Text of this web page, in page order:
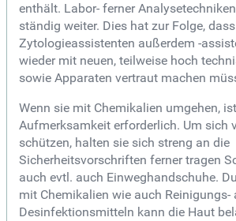
enthält. Labor- ferner
ständig weiter. Dies hat zur Folge,
Zytologieassistenten außerdem -
wieder mit neuen, teilweise hoch
sowie Apparaten vertraut machen
Wenn sie mit Chemikalien umgehen,
Aufmerksamkeit erforderlich. Um sich
schützen, halten sie sich streng an die
Sicherheitsvorschriften ferner tragen
auch evtl. auch Einweghandschuhe.
mit Chemikalien wie auch Reinigungs-
Desinfektionsmitteln kann die Haut